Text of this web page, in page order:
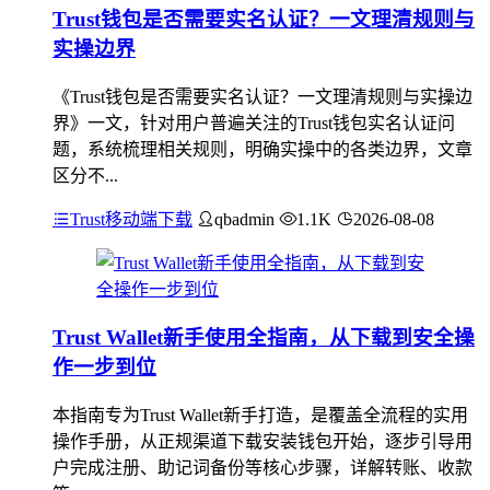
Trust钱包是否需要实名认证？一文理清规则与
实操边界
《Trust钱包是否需要实名认证？一文理清规则与实操边
界》一文，针对用户普遍关注的Trust钱包实名认证问
题，系统梳理相关规则，明确实操中的各类边界，文章
区分不...
Trust移动端下载 qbadmin 1.1K 2026-08-08
Trust Wallet新手使用全指南，从下载到安全操
作一步到位
本指南专为Trust Wallet新手打造，是覆盖全流程的实用
操作手册，从正规渠道下载安装钱包开始，逐步引导用
户完成注册、助记词备份等核心步骤，详解转账、收款